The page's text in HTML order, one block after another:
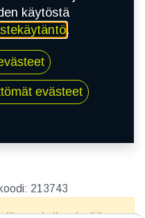
Z107 XL
213743
käytöstä
.
evästeet